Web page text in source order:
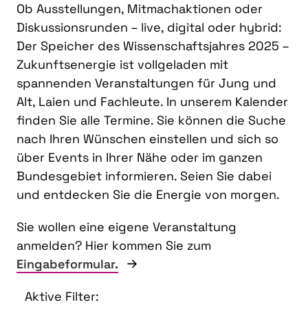
Ob Ausstellungen, Mitmachaktionen oder
Diskussionsrunden – live, digital oder hybrid:
Der Speicher des Wissenschaftsjahres 2025 –
Zukunftsenergie ist vollgeladen mit
spannenden Veranstaltungen für Jung und
Alt, Laien und Fachleute. In unserem Kalender
finden Sie alle Termine. Sie können die Suche
nach Ihren Wünschen einstellen und sich so
über Events in Ihrer Nähe oder im ganzen
Bundesgebiet informieren. Seien Sie dabei
und entdecken Sie die Energie von morgen.
Sie wollen eine eigene Veranstaltung
anmelden? Hier kommen Sie zum
Eingabeformular.
Aktive Filter: